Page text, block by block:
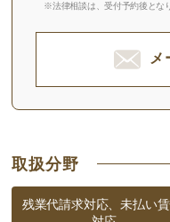
※法律相談は、受付予約後とな
メ
取扱分野
残業代請求対応、未払い